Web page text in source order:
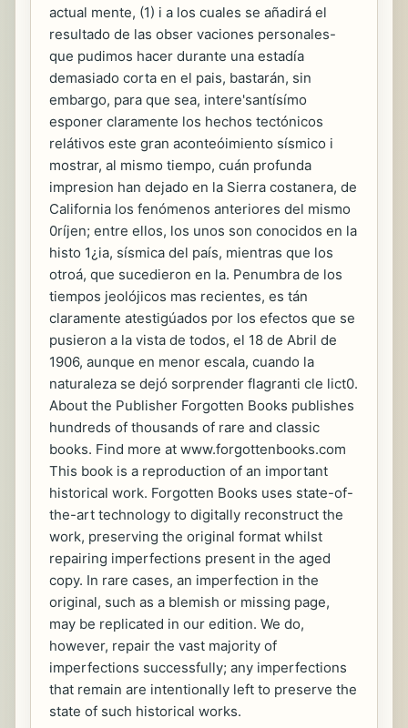
actual mente, (1) i a los cuales se añadirá el
resultado de las obser vaciones personales-
que pudimos hacer durante una estadía
demasiado corta en el pais, bastarán, sin
embargo, para que sea, intere'santísímo
esponer claramente los hechos tectónicos
relátivos este gran aconteóimiento sísmico i
mostrar, al mismo tiempo, cuán profunda
impresion han dejado en la Sierra costanera, de
California los fenómenos anteriores del mismo
0ríjen; entre ellos, los unos son conocidos en la
histo 1¿ia, sísmica del país, mientras que los
otroá, que sucedieron en la. Penumbra de los
tiempos jeolójicos mas recientes, es tán
claramente atestigúados por los efectos que se
pusieron a la vista de todos, el 18 de Abril de
1906, aunque en menor escala, cuando la
naturaleza se dejó sorprender flagranti cle lict0.
About the Publisher Forgotten Books publishes
hundreds of thousands of rare and classic
books. Find more at www.forgottenbooks.com
This book is a reproduction of an important
historical work. Forgotten Books uses state-of-
the-art technology to digitally reconstruct the
work, preserving the original format whilst
repairing imperfections present in the aged
copy. In rare cases, an imperfection in the
original, such as a blemish or missing page,
may be replicated in our edition. We do,
however, repair the vast majority of
imperfections successfully; any imperfections
that remain are intentionally left to preserve the
state of such historical works.